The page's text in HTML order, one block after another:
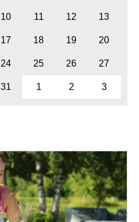
10 11 12 13
17 18 19 20
24 25 26 27
31 1 2 3